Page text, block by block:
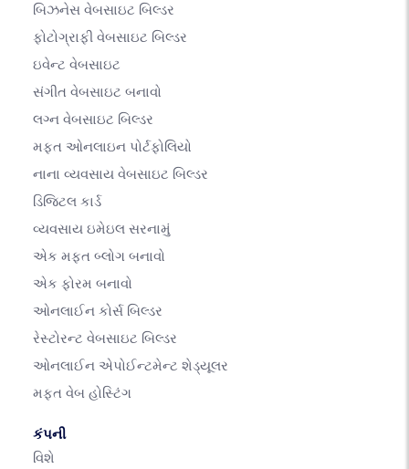
બિઝનેસ વેબસાઇટ બિલ્ડર
ફોટોગ્રાફી વેબસાઇટ બિલ્ડર
ઇવેન્ટ વેબસાઇટ
સંગીત વેબસાઇટ બનાવો
લગ્ન વેબસાઇટ બિલ્ડર
મફત ઓનલાઇન પોર્ટફોલિયો
નાના વ્યવસાય વેબસાઇટ બિલ્ડર
ડિજિટલ કાર્ડ
વ્યવસાય ઇમેઇલ સરનામું
એક મફત બ્લોગ બનાવો
એક ફોરમ બનાવો
ઓનલાઈન કોર્સ બિલ્ડર
રેસ્ટોરન્ટ વેબસાઇટ બિલ્ડર
ઓનલાઈન એપોઈન્ટમેન્ટ શેડ્યૂલર
મફત વેબ હોસ્ટિંગ
કંપની
વિશે